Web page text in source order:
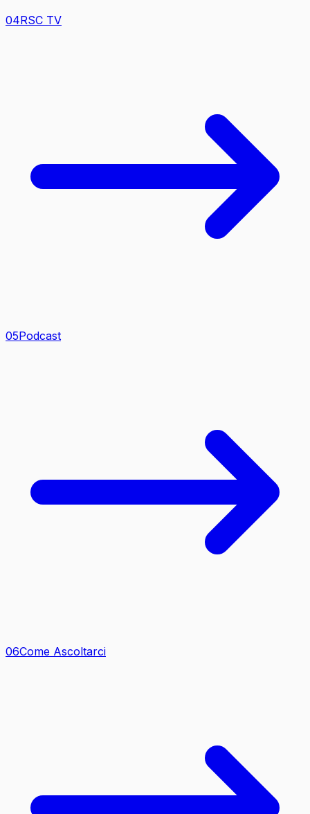
04RSC TV
05Podcast
06Come Ascoltarci